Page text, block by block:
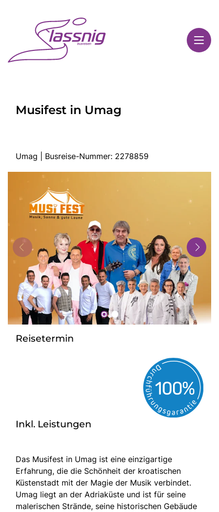
Highlights
Busreisen
Gutscheine
Kontakt
Musifest in Umag
Umag | Busreise-Nummer: 2278859
Reisetermin
Inkl. Leistungen
Das Musifest in Umag ist eine einzigartige
Erfahrung, die die Schönheit der kroatischen
Küstenstadt mit der Magie der Musik verbindet.
Umag liegt an der Adriaküste und ist für seine
malerischen Strände, seine historischen Gebäude